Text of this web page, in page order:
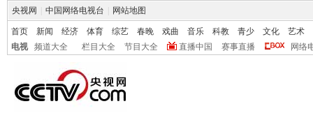
央视网 中国网络电视台 网站地图
首页 新闻 经济 体育 综艺 春晚 戏曲 音乐 科教 青少 文化
艺术
电视
频道大全 栏目大全 节目大全 直播中国 赛事直播 网络